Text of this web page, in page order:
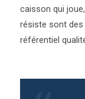
caisson qui
résiste sont
référentiel